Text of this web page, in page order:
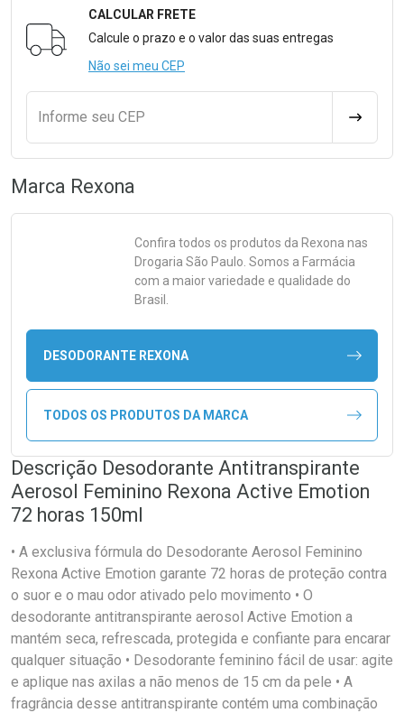
Formulário para Calcular o Frete
CALCULAR FRETE
Calcule o prazo e o valor das suas entregas
Não sei meu CEP
Informe seu CEP
Marca Rexona
Confira todos os produtos da Rexona nas
Drogaria São Paulo. Somos a Farmácia
com a maior variedade e qualidade do
Brasil.
DESODORANTE REXONA
TODOS OS PRODUTOS DA MARCA
Descrição Desodorante Antitranspirante
Aerosol Feminino Rexona Active Emotion
72 horas 150ml
• A exclusiva fórmula do Desodorante Aerosol Feminino
Rexona Active Emotion garante 72 horas de proteção contra
o suor e o mau odor ativado pelo movimento • O
desodorante antitranspirante aerosol Active Emotion a
mantém seca, refrescada, protegida e confiante para encarar
qualquer situação • Desodorante feminino fácil de usar: agite
e aplique nas axilas a não menos de 15 cm da pele • A
fragrância desse antitranspirante contém uma combinação